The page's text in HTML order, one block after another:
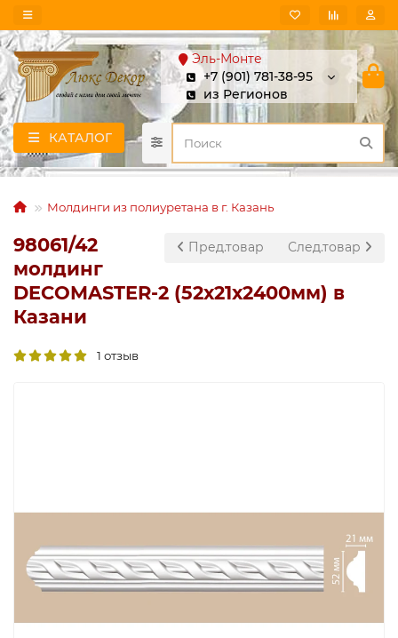
Эль-Монте
+7 (901) 781-38-95
из Регионов
КАТАЛОГ
Молдинги из полиуретана в г. Казань
Пред.товар След.товар
98061/42
молдинг
DECOMASTER-2 (52х21х2400мм) в
Казани
1 отзыв